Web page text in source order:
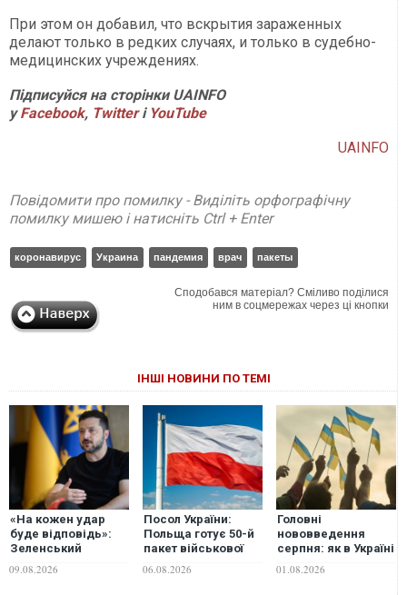
При этом он добавил, что вскрытия зараженных
делают только в редких случаях, и только в судебно-
медицинских учреждениях.
Підписуйся на сторінки UAINFO
уFacebook, Twitterі YouTube
UAINFO
Повідомити про помилку - Виділіть орфографічну
помилку мишею і натисніть Ctrl + Enter
коронавирус Украина пандемия врач пакеты
Сподобався матеріал? Сміливо поділися
ним в соцмережах через ці кнопки
ІНШІ НОВИНИ ПО ТЕМІ
«На кожен удар
буде відповідь»:
Зеленський
переговори щодо
09.08.2026
Посол України:
Польща готує 50-й
пакет військової
06.08.2026
Головні
нововведення
серпня: як в Україні
соцвиплати,
01.08.2026